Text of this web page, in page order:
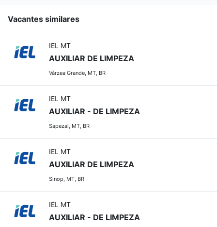
Vacantes similares
IEL MT
AUXILIAR DE LIMPEZA
Várzea Grande, MT, BR
IEL MT
AUXILIAR - DE LIMPEZA
Sapezal, MT, BR
IEL MT
AUXILIAR DE LIMPEZA
Sinop, MT, BR
IEL MT
AUXILIAR - DE LIMPEZA